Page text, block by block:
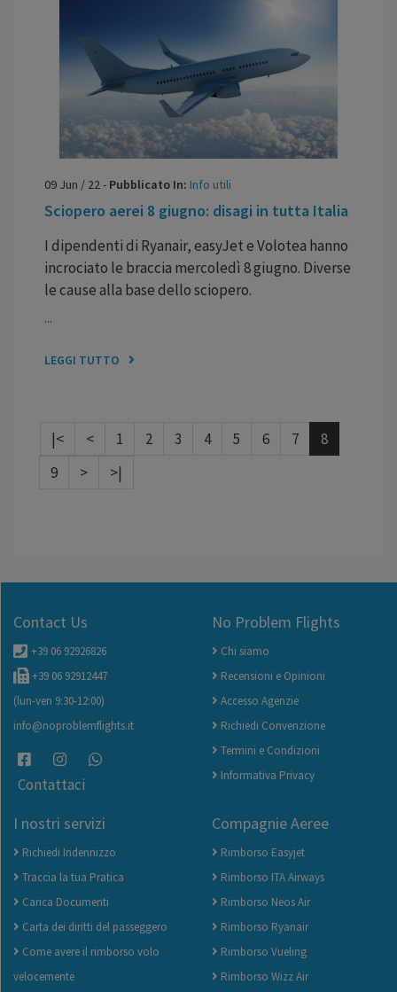
09 Jun / 22- Pubblicato In: Info utili
Sciopero aerei 8 giugno: disagi in tutta Italia
I dipendenti di Ryanair, easyJet e Volotea hanno
incrociato le braccia mercoledì 8 giugno. Diverse
le cause alla base dello sciopero.
...
LEGGI TUTTO
|< < 1 2 3 4 5 6 7
8
9
> >|
Contact Us
+39 06 92926826
+39 06 92912447
(lun-ven 9:30-12:00)
info@noproblemflights.it
Contattaci
No Problem Flights
Chi siamo
Recensioni e Opinioni
Accesso Agenzie
Richiedi Convenzione
Termini e Condizioni
Informativa Privacy
I nostri servizi
Richiedi Indennizzo
Traccia la tua Pratica
Carica Documenti
Carta dei diritti del passeggero
Come avere il rimborso volo
velocemente
Compagnie Aeree
Rimborso Easyjet
Rimborso ITA Airways
Rimborso Neos Air
Rimborso Ryanair
Rimborso Vueling
Rimborso Wizz Air